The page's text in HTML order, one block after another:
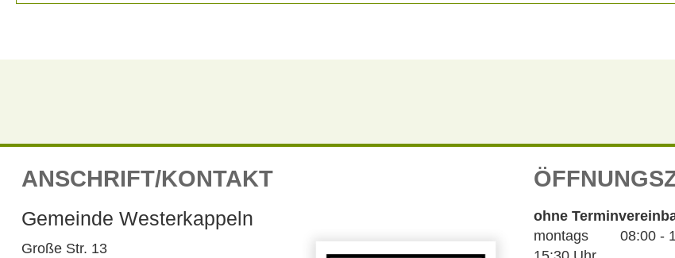
ANSCHRIFT/KONTAKT
Gemeinde Westerkappeln
Große Str. 13
ohne
montags 08:00 -